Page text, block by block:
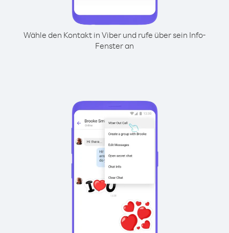
Wähle den Kontakt in Viber und rufe über sein Info-
Fenster an